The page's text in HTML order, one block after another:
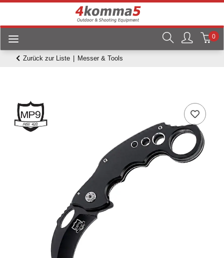
0
Zurück zur Liste Messer & Tools